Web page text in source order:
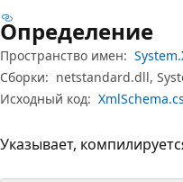
Определение
Пространство имен:
Сборки: netstandard.dll,
Исходный код: XmlSchema.cs
Указывает,